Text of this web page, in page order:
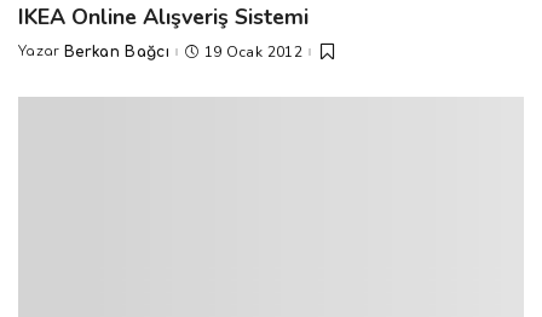
IKEA Online Alışveriş Sistemi
Posted
Yazar Berkan Bağcı 19 Ocak 2012